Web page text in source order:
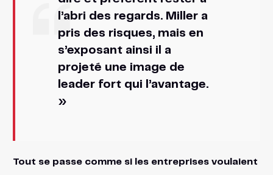
l’abri des regards. Miller a
pris des risques, mais en
s’exposant ainsi il a
projeté une image de
leader fort qui l’avantage.
»
Tout se passe comme si les entreprises voulaient